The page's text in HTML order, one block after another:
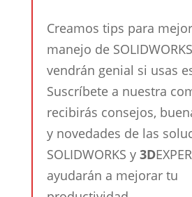
Creamos tips para
manejo de
vendrán genial si usas
Suscríbete a nuestra
recibirás consejos,
y novedades de las
SOLIDWORKS y3D
ayudarán a mejorar tu